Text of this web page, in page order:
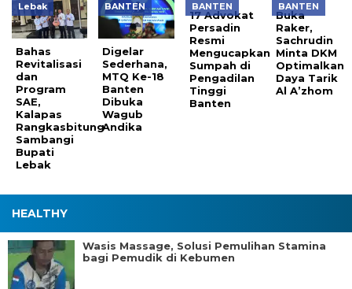
Lebak
Bahas
Revitalisasi
dan
Program
SAE,
Kalapas
Rangkasbitung
Sambangi
Bupati
Lebak
BANTEN
Digelar
Sederhana,
MTQ Ke-18
Banten
Dibuka
Wagub
Andika
BANTEN
17 Advokat
Persadin
Resmi
Mengucapkan
Sumpah di
Pengadilan
Tinggi
Banten
BANTEN
Buka
Raker,
Sachrudin
Minta DKM
Optimalkan
Daya Tarik
Al A’zhom
HEALTHY
Wasis Massage, Solusi Pemulihan Stamina
bagi Pemudik di Kebumen